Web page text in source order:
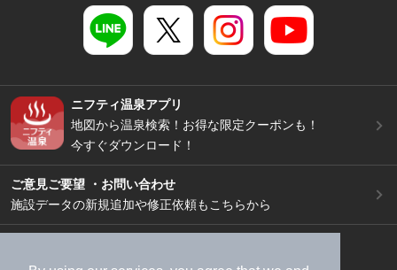
ニフティ温泉アプリ
地図から温泉検索！お得な限定クーポンも！
今すぐダウンロード！
ご意見ご要望 ・お問い合わせ
施設データの新規追加や修正依頼もこちらから